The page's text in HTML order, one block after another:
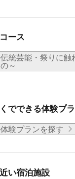
ース
統芸能・祭りに触
～
でできる体験プ
験プランを探す
い宿泊施設